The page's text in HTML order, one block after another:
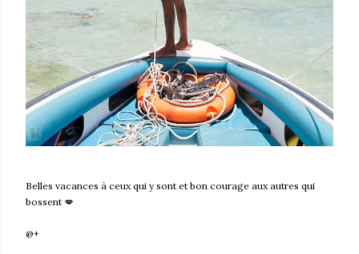
Belles vacances à ceux qui y sont et bon courage aux autres qui
bossent 💋
@+